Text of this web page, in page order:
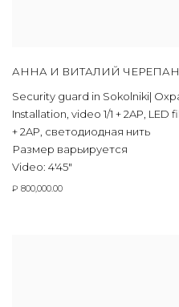
АННА И ВИТАЛИЙ
Security guard in Sokolniki|
Installation, video 1/1 + 2AP, LED
+ 2AP, светодиодная нить
Размер варьируется
Video: 4'45"
₽ 800,000.00